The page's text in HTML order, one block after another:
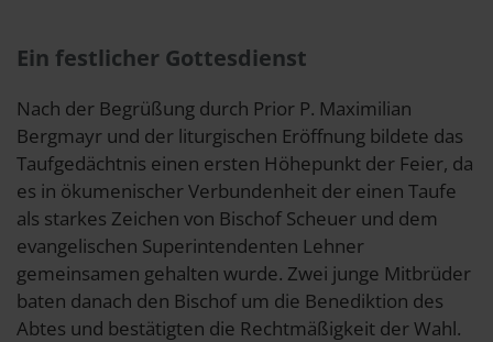
Ein festlicher Gottesdienst
Nach der Begrüßung durch Prior P. Maximilian
Bergmayr und der liturgischen Eröffnung bildete das
Taufgedächtnis einen ersten Höhepunkt der Feier, da
es in ökumenischer Verbundenheit der einen Taufe
als starkes Zeichen von Bischof Scheuer und dem
evangelischen Superintendenten Lehner
gemeinsamen gehalten wurde. Zwei junge Mitbrüder
baten danach den Bischof um die Benediktion des
Abtes und bestätigten die Rechtmäßigkeit der Wahl.